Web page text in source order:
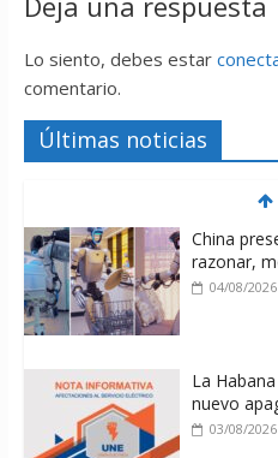
Lo siento, debes estar
comentario.
Últimas noticias
China
razonar,
04/08/2026
La
nuevo
03/08/2026